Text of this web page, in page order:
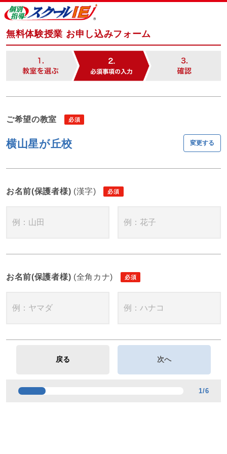
無料体験授業 お申し込みフォーム
ご希望の教室
横山星が丘校 変更する
お名前(保護者様) (漢字)
お名前(保護者様) (全角カナ)
1/6